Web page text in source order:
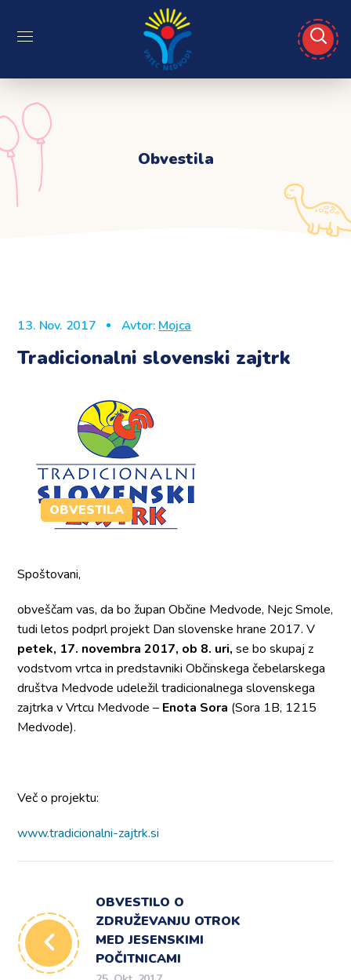
Obvestila
13. Nov. 2017 Avtor: Mojca
Tradicionalni slovenski zajtrk
OBVESTILA
Spoštovani,
obveščam vas, da bo župan Občine Medvode, Nejc Smole,
tudi letos podprl projekt Dan slovenske hrane 2017. V
petek, 17. novembra 2017, ob 8. uri, se bo skupaj z
vodstvom vrtca in predstavniki Občinskega čebelarskega
društva Medvode udeležil tradicionalnega slovenskega
zajtrka v Vrtcu Medvode – Enota Sora (Sora 1B, 1215
Medvode).
Več o projektu:
www.tradicionalni-zajtrk.si
OBVESTILO O
ZDRUŽEVANJU OTROK
MED JESENSKIMI
POČITNICAMI